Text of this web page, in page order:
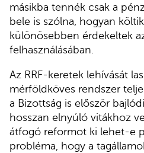
másikba tennék csak a
bele is szólna, hogyan
különösebben érdekeltek
felhasználásában.
Az RRF-keretek lehívását
mérföldköves rendszer
a Bizottság is először
hosszan elnyúló vitákhoz
átfogó reformot ki lehet-e
probléma, hogy a